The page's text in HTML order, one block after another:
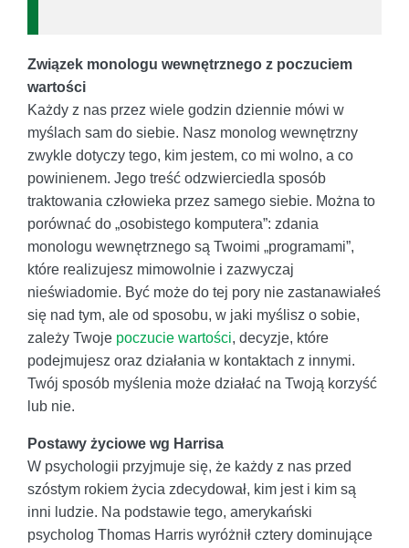
Związek monologu wewnętrznego z poczuciem
wartości
Każdy z nas przez wiele godzin dziennie mówi w
myślach sam do siebie. Nasz monolog wewnętrzny
zwykle dotyczy tego, kim jestem, co mi wolno, a co
powinienem. Jego treść odzwierciedla sposób
traktowania człowieka przez samego siebie. Można to
porównać do „osobistego komputera”: zdania
monologu wewnętrznego są Twoimi „programami”,
które realizujesz mimowolnie i zazwyczaj
nieświadomie. Być może do tej pory nie zastanawiałeś
się nad tym, ale od sposobu, w jaki myślisz o sobie,
zależy Twoje poczucie wartości, decyzje, które
podejmujesz oraz działania w kontaktach z innymi.
Twój sposób myślenia może działać na Twoją korzyść
lub nie.
Postawy życiowe wg Harrisa
W psychologii przyjmuje się, że każdy z nas przed
szóstym rokiem życia zdecydował, kim jest i kim są
inni ludzie. Na podstawie tego, amerykański
psycholog Thomas Harris wyróżnił cztery dominujące